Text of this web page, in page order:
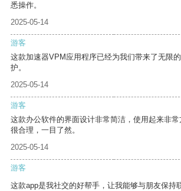
悉操作。
2025-05-14
游客
这款加速器VPM应用程序已经为我们带来了无限
护。
2025-05-14
游客
这款办公软件的界面设计非常简洁，使用起来非
很合理，一目了然。
2025-05-14
游客
这款app是我社交的好帮手，让我能够与朋友保持